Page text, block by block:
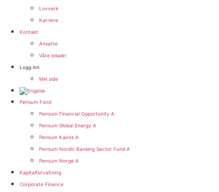
Lovverk
Karriere
Kontakt
Ansatte
Våre lokaler
Logg inn
Min side
Pensum Fond
Pensum Financial Opportunity A
Pensum Global Energy A
Pensum Kairos A
Pensum Nordic Banking Sector Fund A​
Pensum Norge A​
Kapitalforvaltning
Corporate Finance